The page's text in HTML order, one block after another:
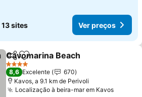
13 sites Ver preços
PartilharAdicionar aos favoritos
Cavomarina Beach
4 Estrelas
8,6 Excelente
670
Kavos, a 9.1 km de Perivoli
Localização à beira-mar em KavosVer